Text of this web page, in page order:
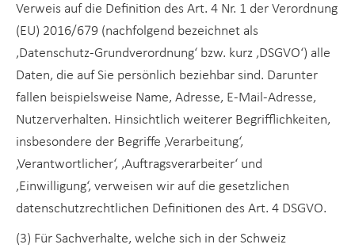
Verweis auf die Definition des Art. 4 Nr. 1 der Verordnung
(EU) 2016/679 (nachfolgend bezeichnet als
‚Datenschutz-Grundverordnung‘ bzw. kurz ‚DSGVO‘) alle
Daten, die auf Sie persönlich beziehbar sind. Darunter
fallen beispielsweise Name, Adresse, E-Mail-Adresse,
Nutzerverhalten. Hinsichtlich weiterer Begrifflichkeiten,
insbesondere der Begriffe ‚Verarbeitung‘,
‚Verantwortlicher‘, ‚Auftragsverarbeiter‘ und
‚Einwilligung‘, verweisen wir auf die gesetzlichen
datenschutzrechtlichen Definitionen des Art. 4 DSGVO.
(3) Für Sachverhalte, welche sich in der Schweiz